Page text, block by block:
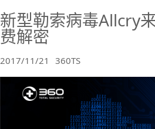
新型勒索病毒Allcry
费解密
2017/11/21 360TS